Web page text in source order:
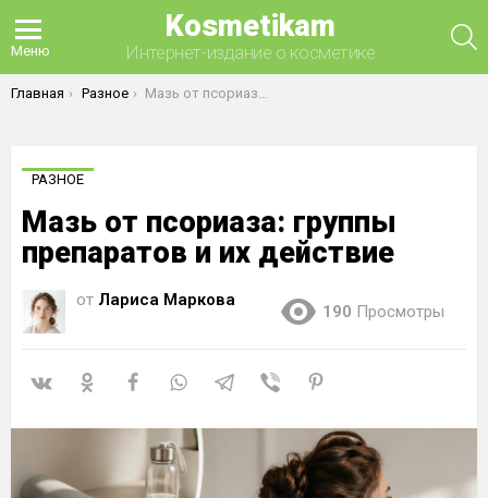
Меню
Kosmetikam
Интернет-издание о косметике
Вы здесь:
Главная Разное Мазь от псориаза: группы препаратов и их действие
РАЗНОЕ
Мазь от псориаза: группы
препаратов и их действие
от Лариса Маркова
190 Просмотры